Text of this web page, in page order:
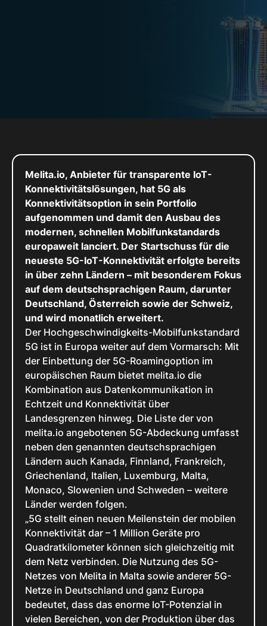
Melita.io, Anbieter für transparente IoT-
Konnektivitätslösungen, hat 5G als
Konnektivitätsoption in sein Portfolio
aufgenommen und damit den Ausbau des
modernen, schnellen Mobilfunkstandards
europaweit lanciert. Der Startschuss für die
neueste 5G-IoT-Konnektivität erfolgte bereits
in über zehn Ländern – mit besonderem Fokus
auf dem deutschsprachigen Raum, darunter
Deutschland, Österreich sowie der Schweiz,
und wird monatlich erweitert.
Der Hochgeschwindigkeits-Mobilfunkstandard
5G ist in Europa weiter auf dem Vormarsch: Mit
der Einbettung der 5G-Roamingoption im
europäischen Raum bietet melita.io die
Kombination aus Datenkommunikation in
Echtzeit und Konnektivität über
Landesgrenzen hinweg. Die Liste der von
melita.io angebotenen 5G-Abdeckung umfasst
neben den genannten deutschsprachigen
Ländern auch Kanada, Finnland, Frankreich,
Griechenland, Italien, Luxemburg, Malta,
Monaco, Slowenien und Schweden – weitere
Länder werden folgen.
„5G stellt einen neuen Meilenstein der mobilen
Konnektivität dar – 1 Million Geräte pro
Quadratkilometer können sich gleichzeitig mit
dem Netz verbinden. Die Nutzung des 5G-
Netzes von Melita in Malta sowie anderer 5G-
Netze in Deutschland und ganz Europa
bedeutet, dass das enorme IoT-Potenzial in
vielen Bereichen, von der Produktion über das